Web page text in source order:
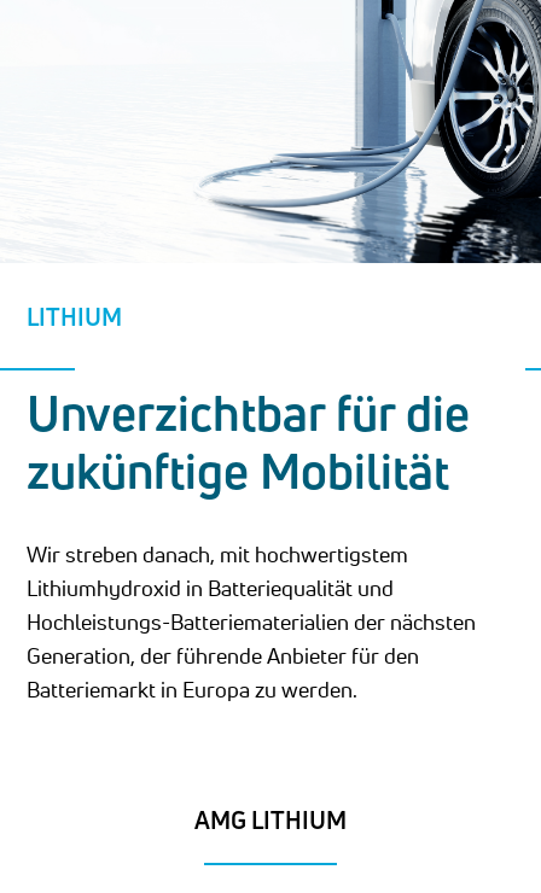
LITHIUM
Unverzichtbar für die
zukünftige Mobilität
Wir streben danach, mit hochwertigstem
Lithiumhydroxid in Batteriequalität und
Hochleistungs-Batteriematerialien der nächsten
Generation, der führende Anbieter für den
Batteriemarkt in Europa zu werden.
AMG LITHIUM